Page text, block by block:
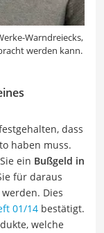
Warndreiecks,
werden kann.
dass
haben muss.
ein Bußgeld in
für daraus
Dies
01/14 bestätigt.
welche